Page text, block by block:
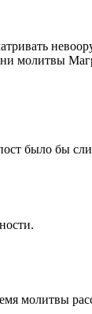
молитвы
было бы
молитвы